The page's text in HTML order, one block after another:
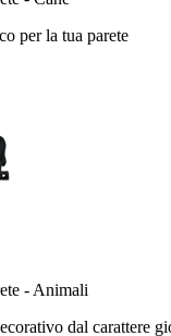
per la tua parete
- Animali
dal carattere